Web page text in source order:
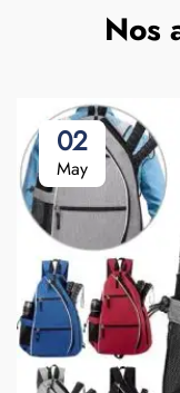
Nos
02
May